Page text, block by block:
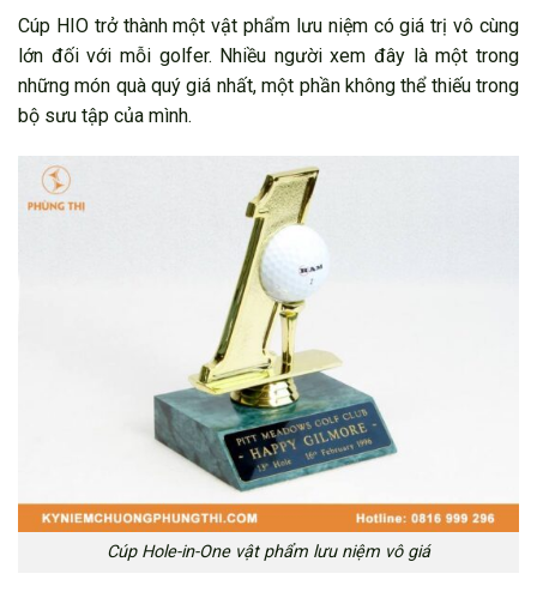
Cúp HIO trở thành một vật phẩm lưu niệm có giá trị vô cùng
lớn đối với mỗi golfer. Nhiều người xem đây là một trong
những món quà quý giá nhất, một phần không thể thiếu trong
bộ sưu tập của mình.
Cúp Hole-in-One vật phẩm lưu niệm vô giá